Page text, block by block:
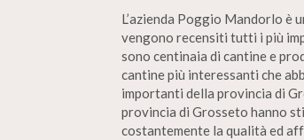
L’azienda Poggio Mandorlo è
vengono recensiti tutti i più
sono centinaia di cantine e
cantine più interessanti che
importanti della provincia di
provincia di Grosseto hanno
costantemente la qualità ed